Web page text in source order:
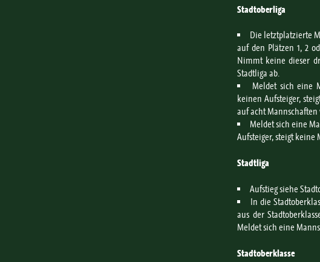
Stadtoberliga
Die letztplatzierte
auf den Plätzen 1, 2
Nimmt keine dieser
Stadtliga ab.
Meldet sich eine
keinen Aufsteiger,
auf acht
Meldet sich eine
Aufsteiger, steigt keine
Stadtliga
Aufstieg siehe
In die
aus der
Meldet sich eine
Stadtoberklasse